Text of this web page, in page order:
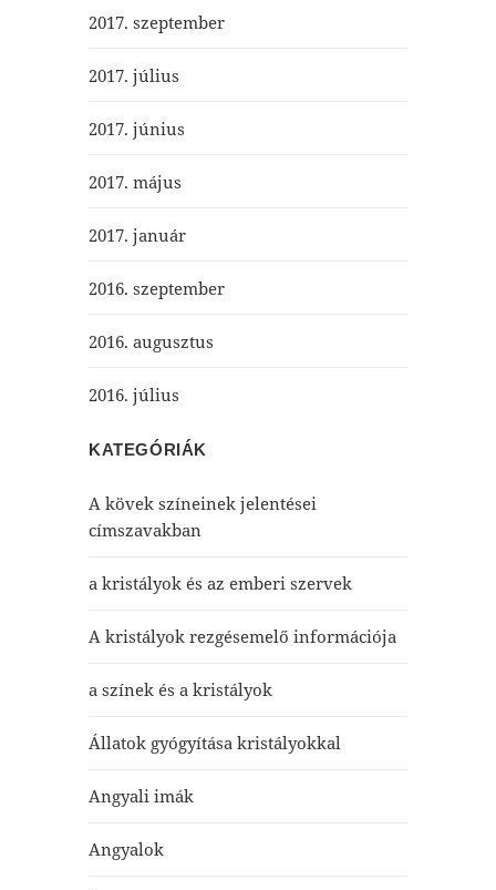
2017. szeptember
2017. július
2017. június
2017. május
2017. január
2016. szeptember
2016. augusztus
2016. július
KATEGÓRIÁK
A kövek színeinek jelentései
címszavakban
a kristályok és az emberi szervek
A kristályok rezgésemelő információja
a színek és a kristályok
Állatok gyógyítása kristályokkal
Angyali imák
Angyalok